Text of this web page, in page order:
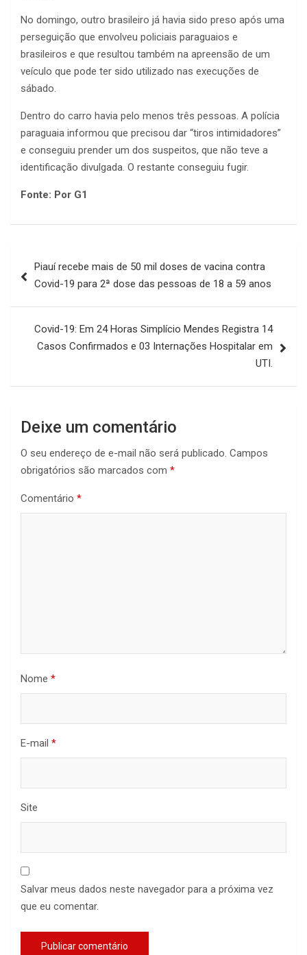
No domingo, outro brasileiro já havia sido preso após uma
perseguição que envolveu policiais paraguaios e
brasileiros e que resultou também na apreensão de um
veículo que pode ter sido utilizado nas execuções de
sábado.
Dentro do carro havia pelo menos três pessoas. A polícia
paraguaia informou que precisou dar “tiros intimidadores”
e conseguiu prender um dos suspeitos, que não teve a
identificação divulgada. O restante conseguiu fugir.
Fonte: Por G1
de
Piauí recebe mais de 50 mil doses de vacina contra
Covid-19 para 2ª dose das pessoas de 18 a 59 anos
Covid-19: Em 24 Horas Simplício Mendes Registra 14
Casos Confirmados e 03 Internações Hospitalar em
UTI.
Deixe um comentário
O seu endereço de e-mail não será publicado. Campos
obrigatórios são marcados com *
Comentário *
Nome *
E-mail *
Site
Salvar meus dados neste navegador para a próxima vez
que eu comentar.